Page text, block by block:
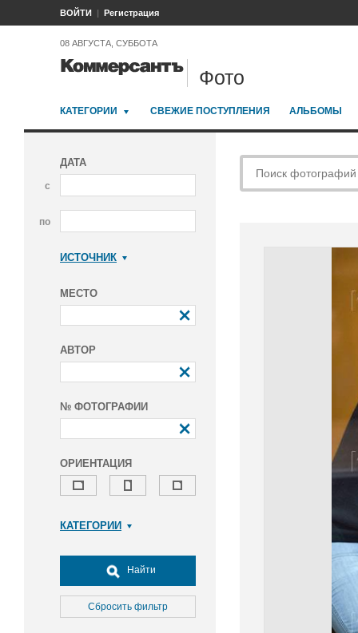
ВОЙТИ Регистрация
08 АВГУСТА, СУББОТА
Фото
КАТЕГОРИИ СВЕЖИЕ ПОСТУПЛЕНИЯ АЛЬБОМЫ
ДАТА
с
по
ИСТОЧНИК
МЕСТО
АВТОР
№ ФОТОГРАФИИ
ОРИЕНТАЦИЯ
КАТЕГОРИИ
Досуг, туризм и отдых
Культура
Медицина
Найти
Сбросить фильтр